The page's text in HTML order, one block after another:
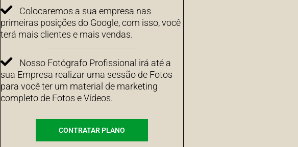
Colocaremos a sua empresa nas
primeiras posições do Google, com isso, você
terá mais clientes e mais vendas.
Nosso Fotógrafo Profissional irá até a
sua Empresa realizar uma sessão de Fotos
para você ter um material de marketing
completo de Fotos e Vídeos.
CONTRATAR PLANO